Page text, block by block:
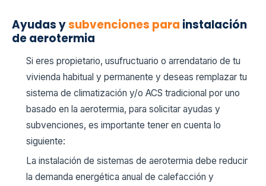
Ayudas ysubvenciones para instalación
de aerotermia
Si eres propietario, usufructuario o arrendatario de tu
vivienda habitual y permanente y deseas remplazar tu
sistema de climatización y/o ACS tradicional por uno
basado en la aerotermia, para solicitar ayudas y
subvenciones, es importante tener en cuenta lo
siguiente:
La instalación de sistemas de aerotermia debe reducir
la demanda energética anual de calefacción y